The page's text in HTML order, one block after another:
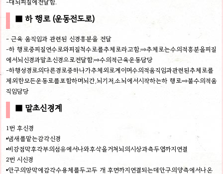
-대뇌피질에전달함.
■ 하 행로 (운동전도로)
- 근육 움직임과 관련된 신경흥분을 전달
-하 행로중피질연수로와피질척수로를추체로라고함.⇒추체로는수의적흥분을피질
에서뇌신경과말초신경으로전달함.⇒수의적근육운동담당
-하행성경로의다른경로중하나가추체외로계이며수의적움직임과관련된추체로를
제외한모든운동로를포함하며뇌간,뇌기저,소뇌에서시작하는하 행로⇒불수의적움
직임담당
■ 말초신경계
1번 후신경
•냄새를맡는감각신경
•비강점막후각부의섬유에서나와후삭을거쳐뇌의시상과측두엽까지연결
2번 시신경
•안구의망막에감각수용체를두고두 개 후면까지연결되는데안구의양측에서나온